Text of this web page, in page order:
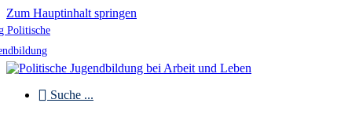
Zum Hauptinhalt springen
Politische
Suche ...